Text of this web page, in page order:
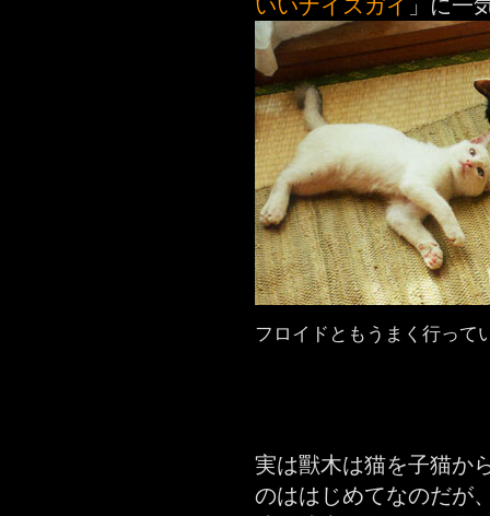
いいナイスガイ 」に一
フロイドともうまく行って
実は獸木は猫を子猫か
のははじめてなのだが